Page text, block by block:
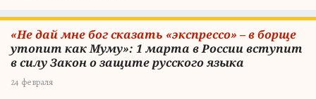
«Не дай мне бог сказать «экспрессо» – в борще
утопит как Муму»: 1 марта в России вступит
в силу Закон о защите русского языка
24 февраля